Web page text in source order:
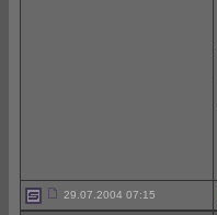
29.07.2004 07:15